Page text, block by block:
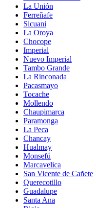
La Unión
Ferreñafe
Sicuani
La Oroya
Chocope
Imperial
Nuevo Imperial
Tambo Grande
La Rinconada
Pacasmayo
Tocache
Mollendo
Chaupimarca
Paramonga
La Peca
Chancay
Hualmay
Monsefú
Marcavelica
San Vicente de Cañete
Querecotillo
Guadalupe
Santa Ana